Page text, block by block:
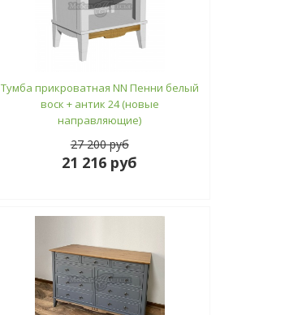
Тумба прикроватная NN Пенни белый
воск + антик 24 (новые
направляющие)
27 200 руб
21 216 руб